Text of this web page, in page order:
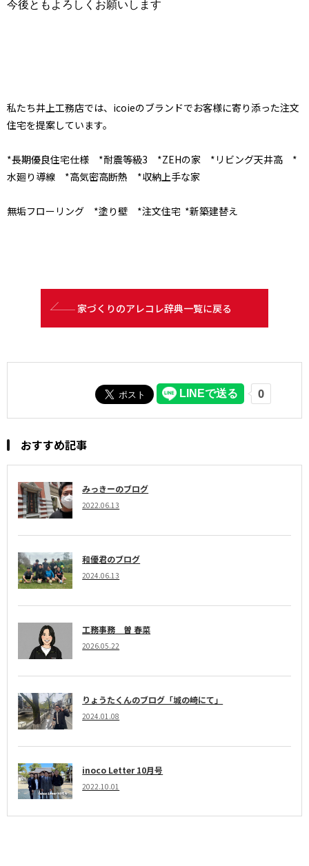
今後ともよろしくお願いします
私たち井上工務店では、icoieのブランドでお客様に寄り添った注文
住宅を提案しています。
*長期優良住宅仕様 *耐震等級3 *ZEHの家 *リビング天井高 *
水廻り導線 *高気密高断熱 *収納上手な家
無垢フローリング *塗り壁 *注文住宅 *新築建替え
家づくりのアレコレ辞典一覧に戻る
おすすめ記事
みっきーのブログ
2022.06.13
和優君のブログ
2024.06.13
工務事務 曽 春菜
2026.05.22
りょうたくんのブログ「城の崎にて」
2024.01.08
inoco Letter 10月号
2022.10.01